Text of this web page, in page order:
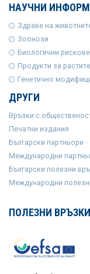
НАУЧНИ
Здраве на
Зоонози
Биологични рискове
Продукти за
Генетично
ДРУГИ
Връзки с
Печатни издания
Български партньори
Международни
Български полезни
Международни
ПОЛЕЗНИ ВРЪЗКИ